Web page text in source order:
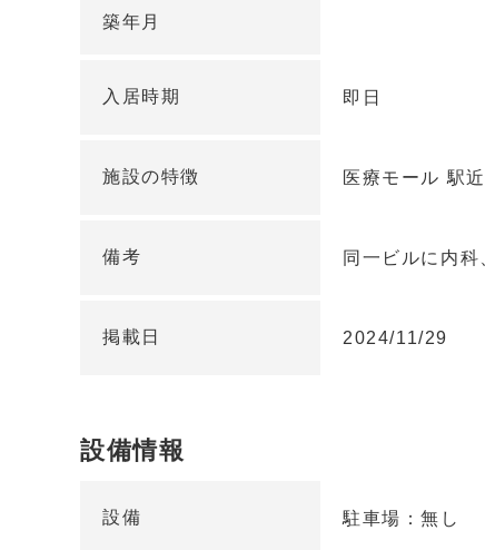
築年月
入居時期 即日
施設の特徴 医療モール 駅近
備考 同一ビルに内科
掲載日 2024/11/29
設備情報
設備 駐車場：無し